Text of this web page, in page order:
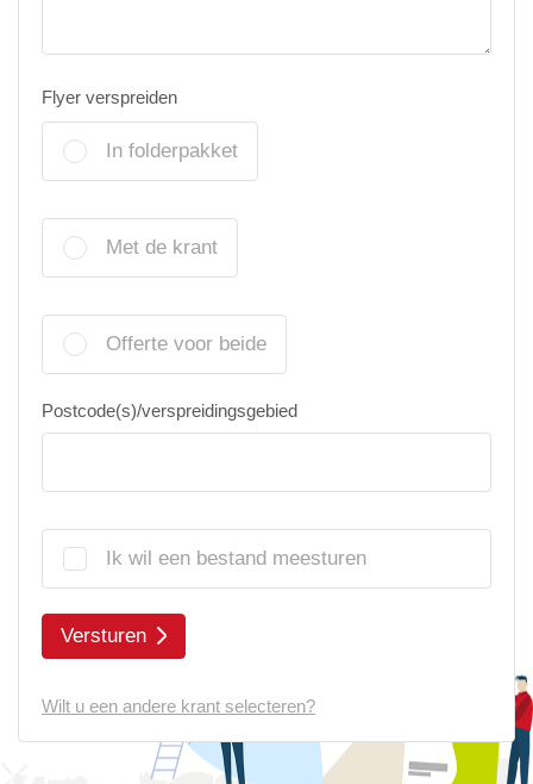
Flyer verspreiden
In folderpakket
Met de krant
Offerte voor beide
Postcode(s)/verspreidingsgebied
Ik wil een bestand meesturen
Versturen
Wilt u een andere krant selecteren?